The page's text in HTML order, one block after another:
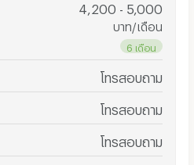
4,200 - 5,000
บาท/เดือน
6 เดือน
โทรสอบถาม
โทรสอบถาม
โทรสอบถาม